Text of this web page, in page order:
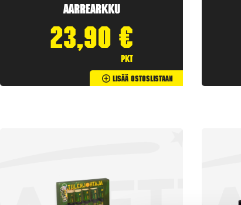
Aarrearkku
23,90 €
pkt
Lisää Ostoslistaan